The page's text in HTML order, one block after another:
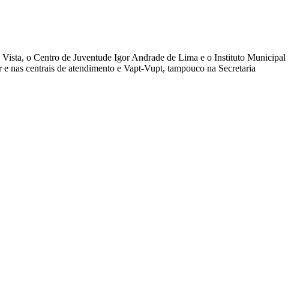
o Centro de Juventude Igor Andrade de Lima e o Instituto Municipal
nas centrais de atendimento e Vapt-Vupt, tampouco na Secretaria